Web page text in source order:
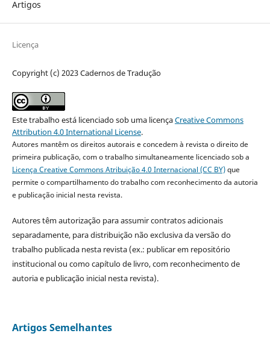
Artigos
Licença
Copyright (c) 2023 Cadernos de Tradução
Este trabalho está licenciado sob uma licençaCreative Commons
Attribution 4.0 International License.
Autores mantêm os direitos autorais e concedem à revista o direito de
primeira publicação, com o trabalho simultaneamente licenciado sob a
Licença Creative Commons Atribuição 4.0 Internacional (CC BY)que
permite o compartilhamento do trabalho com reconhecimento da autoria
e publicação inicial nesta revista.
Autores têm autorização para assumir contratos adicionais
separadamente, para distribuição não exclusiva da versão do
trabalho publicada nesta revista (ex.: publicar em repositório
institucional ou como capítulo de livro, com reconhecimento de
autoria e publicação inicial nesta revista).
Artigos Semelhantes